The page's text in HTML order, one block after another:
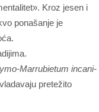
Kroz jesen i
ponašanje je
Marrubietum incani-
pretežito